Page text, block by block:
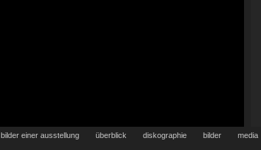
bilder einer ausstellung überblick diskographie bilder media